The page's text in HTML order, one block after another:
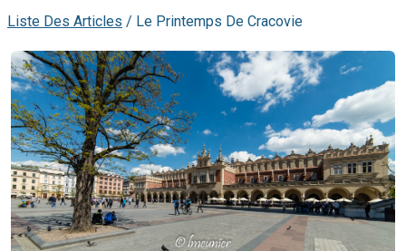
Liste Des Articles / Le Printemps De Cracovie